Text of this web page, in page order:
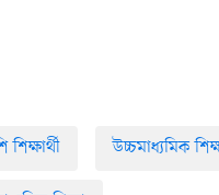
শিক্ষার্থী উচ্চমাধ্যমিক